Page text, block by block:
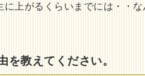
に上がるくらいまでには・・
を教えてください。